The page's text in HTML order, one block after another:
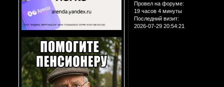
Провел на форуме:
19 часов 4 минуты
Последний визит:
2026-07-29 20:54:21